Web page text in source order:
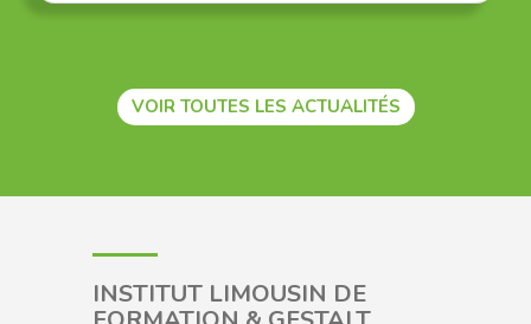
VOIR TOUTES LES ACTUALITÉS
INSTITUT LIMOUSIN DE